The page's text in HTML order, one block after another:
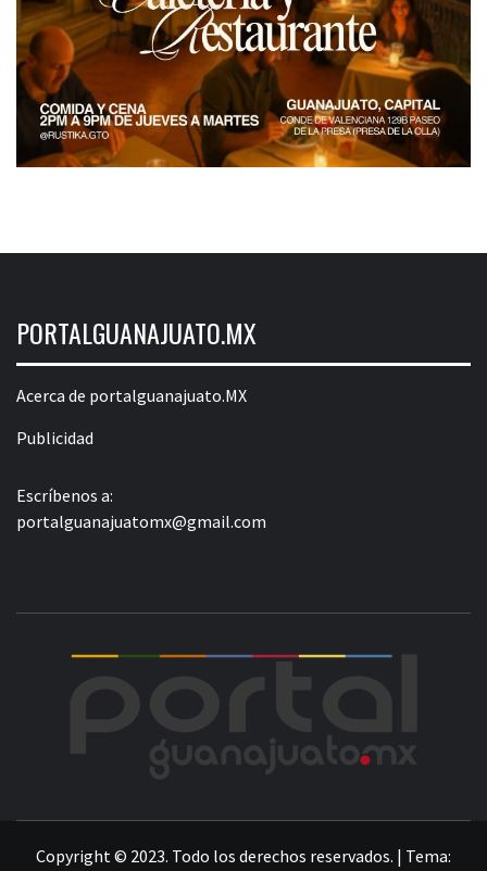
PORTALGUANAJUATO.MX
Acerca de portalguanajuato.MX
Publicidad
Escríbenos a:
portalguanajuatomx@gmail.com
Copyright © 2023. Todo los derechos reservados. | Tema: